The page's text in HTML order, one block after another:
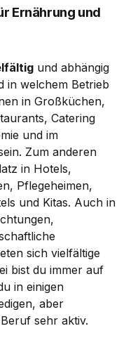
Ernährung und
und abhängig
in welchem Betrieb
in Großküchen,
Catering
und im
Zum anderen
in Hotels,
Pflegeheimen,
und Kitas. Auch in
sich vielfältige
bist du immer auf
in einigen
aber
sehr aktiv.